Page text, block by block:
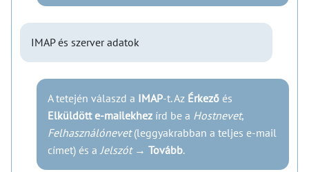
IMAP és szerver adatok
A tetején válaszd a IMAP-t. Az Érkező és
Elküldött e-mailekhez írd be a Hostnevet,
Felhasználónevet(leggyakrabban a teljes e-mail
címet) és aJelszót→ Tovább.